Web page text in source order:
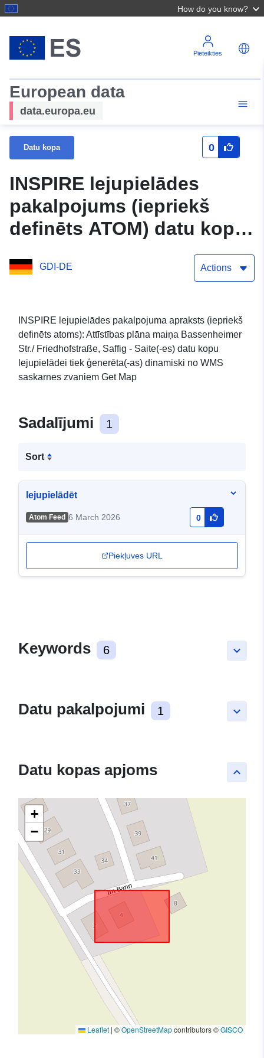
How do you know?
Pieteikties
European data
data.europa.eu
Datu kopa 0
INSPIRE lejupielādes
pakalpojums (iepriekš
definēts ATOM) datu kopai
Str./Friedhofstraße 1.
GDI-DE Actions
INSPIRE lejupielādes pakalpojuma apraksts (iepriekš
definēts atoms): Attīstības plāna maiņa Bassenheimer
Str./ Friedhofstraße, Saffig - Saite(-es) datu kopu
lejupielādei tiek ģenerēta(-as) dinamiski no WMS
saskarnes zvaniem Get Map
Sadalījumi 1
Sort
lejupielādēt
Atom Feed 6 March 2026 0
Piekļuves URL
keyboard_arrow_down
Keywords 6
keyboard_arrow_down
Datu pakalpojumi 1
keyboard_arrow_up
Datu kopas apjoms
+
−
Leaflet | ©OpenStreetMapcontributors ©GISCO